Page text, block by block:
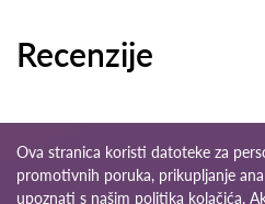
Recenzije
Ova stranica koristi datoteke za
promotivnih poruka, prikupljanje
upoznati s našim politika kolačića.